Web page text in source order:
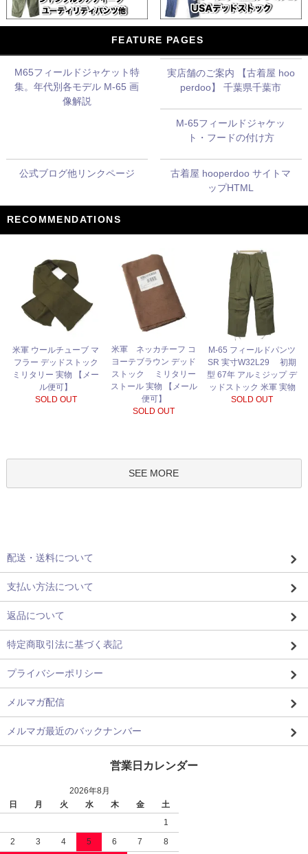
FEATURE PAGES
M65フィールドジャケット特
集。年代別各モデル M-65 画
像解説
実店舗のご案内 【古着屋 hoo
perdoo】 千葉県千葉市
M-65フィールドジャケッ
ト・フードの付け方
公式ブログ他リンクページ
古着屋 hooperdoo サイトマ
ップHTML
RECOMMENDATIONS
米軍 ウールチューブ マ
フラー デッドストック
ミリタリー 実物 【メー
ル便可】
SOLD OUT
米軍 ネッカチーフ コ
ヨーテブラウン デッド
ストック ミリタリー
ストール 実物 【メール
便可】
SOLD OUT
M-65 フィールドパンツ
SR 実寸W32L29 初期
型 67年 アルミジップ デ
ッドストック 米軍 実物
SOLD OUT
SEE MORE
配送・送料について
支払い方法について
返品について
特定商取引法に基づく表記
プライバシーポリシー
メルマガ配信
メルマガ最近のバックナンバー
営業日カレンダー
2026年8月
日
月 火 水 木 金
土
1
2
3 4 5 6 7
8